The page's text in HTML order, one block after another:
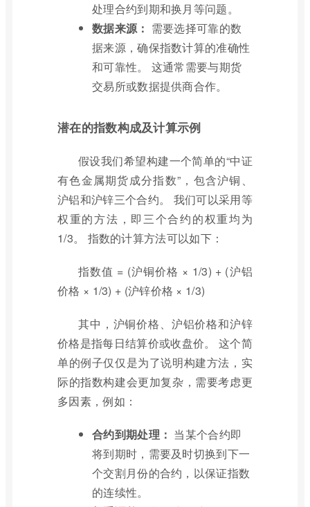
处理合约到期和换月等问题。
数据来源： 需要选择可靠的数
据来源，确保指数计算的准确性
和可靠性。 这通常需要与期货
交易所或数据提供商合作。
潜在的指数构成及计算示例
假设我们希望构建一个简单的“中证
有色金属期货成分指数”，包含沪铜、
沪铝和沪锌三个合约。 我们可以采用等
权重的方法，即三个合约的权重均为
1/3。 指数的计算方法可以如下：
指数值 = (沪铜价格 × 1/3) + (沪铝
价格 × 1/3) + (沪锌价格 × 1/3)
其中，沪铜价格、沪铝价格和沪锌
价格是指每日结算价或收盘价。 这个简
单的例子仅仅是为了说明构建方法，实
际的指数构建会更加复杂，需要考虑更
多因素，例如：
合约到期处理： 当某个合约即
将到期时，需要及时切换到下一
个交割月份的合约，以保证指数
的连续性。